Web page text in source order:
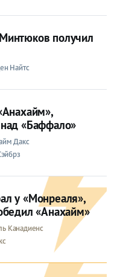
получил
Найтс
«Баффало»
Дакс
у «Монреаля»,
«Анахайм»
Канадиенс